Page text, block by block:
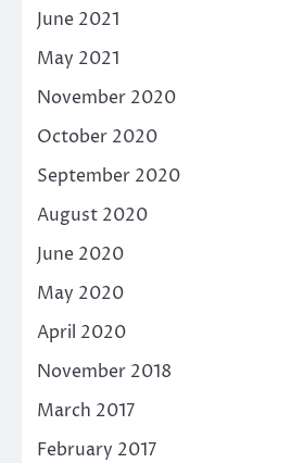
June 2021
May 2021
November 2020
October 2020
September 2020
August 2020
June 2020
May 2020
April 2020
November 2018
March 2017
February 2017